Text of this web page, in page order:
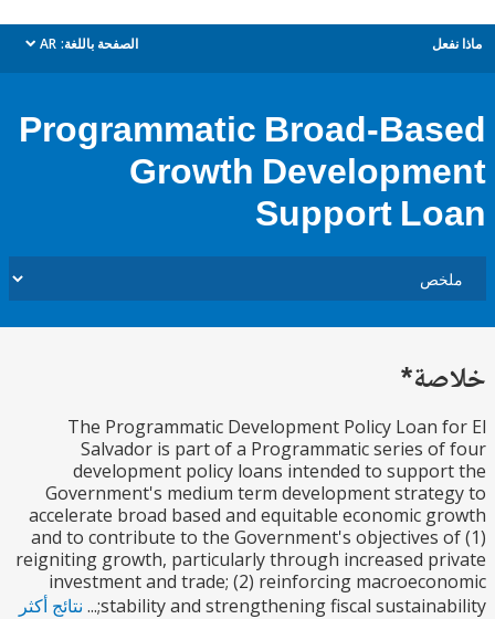
الصفحة باللغة: AR
dropdown
Programmatic Broad-
Growth
Support
The Programmatic Development Policy
Salvador is part of a Programmatic series
development policy loans intended to
Government's medium term development
accelerate broad based and equitable economic
and to contribute to the Government's
reigniting growth, particularly through increased
investment and trade; (2) reinforcing
stability and strengthening fiscal
نتائج أكثر